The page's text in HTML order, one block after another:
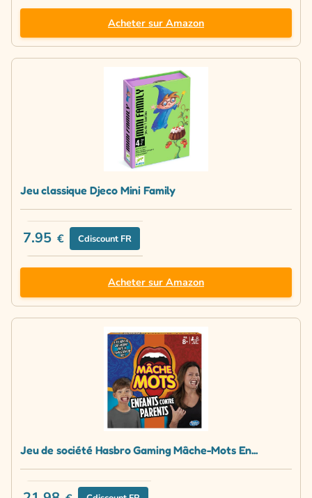
Acheter sur Amazon
Jeu classique Djeco Mini Family
7.95 € Cdiscount FR
Acheter sur Amazon
Jeu de société Hasbro Gaming Mâche-Mots En...